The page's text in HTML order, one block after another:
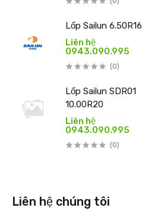
Lốp Sailun 6.50R16
Liên hệ
0943.090.995
(0)
Lốp Sailun SDR01
10.00R20
Liên hệ
0943.090.995
(0)
Liên hệ chúng tôi